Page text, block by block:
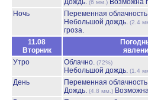
Дождь. (6 мм.) Возможна
Ночь
Переменная
Небольшой дождь. (2.4
гроза.
11.08
Вторник
Утро
Облачно. (72%)
Небольшой дождь. (1.4
День
Переменная
Дождь. (4.8 мм.)